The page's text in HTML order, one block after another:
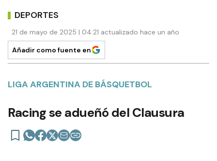
DEPORTES
21 de mayo de 2025 | 04:21 actualizado hace un año
Añadir como fuente en
LIGA ARGENTINA DE BÁSQUETBOL
Racing se adueñó del Clausura